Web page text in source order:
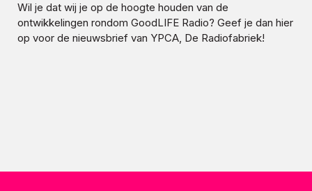
Wil je dat wij je op de hoogte houden van de
ontwikkelingen rondom GoodLIFE Radio? Geef je dan hier
op voor de nieuwsbrief van YPCA, De Radiofabriek!